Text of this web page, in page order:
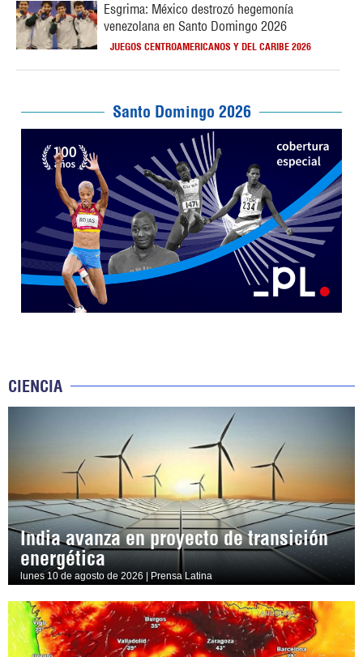
Esgrima: México destrozó hegemonía
venezolana en Santo Domingo 2026
JUEGOS CENTROAMERICANOS Y DEL CARIBE 2026
Santo Domingo 2026
CIENCIA
India avanza en proyecto de transición
energética
lunes 10 de agosto de 2026 | Prensa Latina